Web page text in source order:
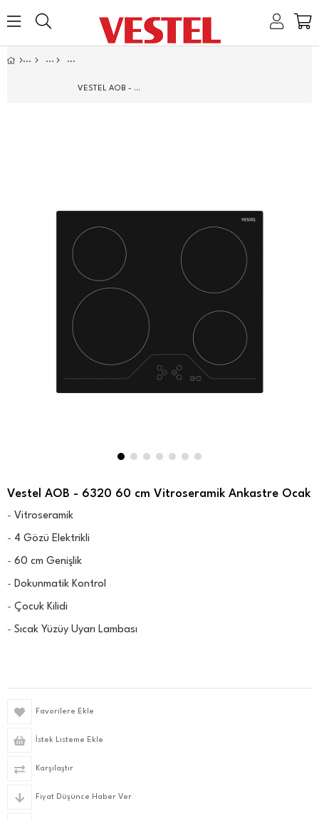
Home
Link
VESTEL AOB - 6320 60 CM VITROSERAMIK ANKASTRE OCAK
Vestel AOB - 6320 60 cm Vitroseramik Ankastre Ocak
- Vitroseramik
- 4 Gözü Elektrikli
- 60 cm Genişlik
- Dokunmatik Kontrol
- Çocuk Kilidi
- Sıcak Yüzüy Uyarı Lambası
Favorilere Ekle
İstek Listeme Ekle
Karşılaştır
Fiyat Düşünce Haber Ver